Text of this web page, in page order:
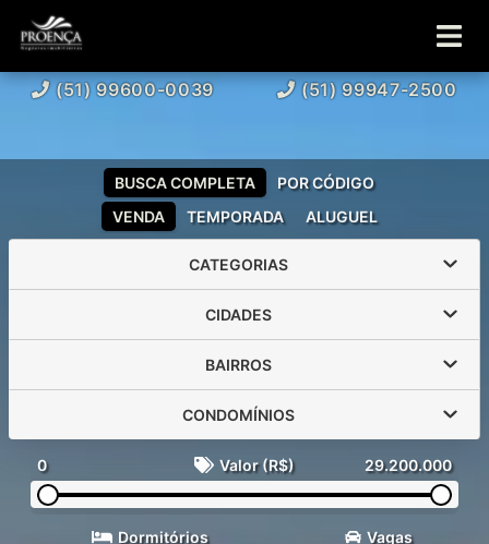
(51) 99600-0039 (51) 99947-2500
VENDA TEMPORADA ALUGUEL
BUSCA COMPLETA POR CÓDIGO
CATEGORIAS
CIDADES
BAIRROS
CONDOMÍNIOS
0 Valor (R$) 29.200.000
Dormitórios Vagas